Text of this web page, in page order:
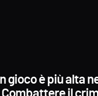
gioco è più alta